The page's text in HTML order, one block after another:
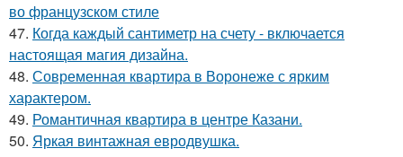
во французском стиле
47. Когда каждый сантиметр на счету - включается
настоящая магия дизайна.
48. Современная квартира в Воронеже с ярким
характером.
49. Романтичная квартира в центре Казани.
50. Яркая винтажная евродвушка.